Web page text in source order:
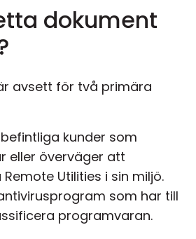
dokument
avsett för två primära
kunder som
eller överväger att
Utilities i sin miljö.
som har till
programvaran.